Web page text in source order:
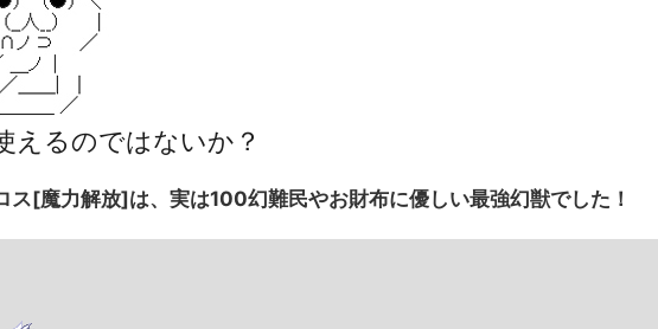
えるのではないか？
ス[魔力解放]は、実は100幻難民やお財布に優しい最強幻獣でした！